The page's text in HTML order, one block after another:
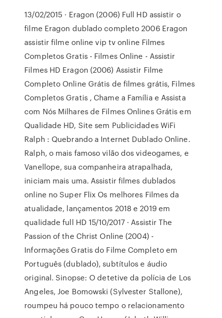
13/02/2015 · Eragon (2006) Full HD assistir o
filme Eragon dublado completo 2006 Eragon
assistir filme online vip tv online Filmes
Completos Gratis - Filmes Online - Assistir
Filmes HD Eragon (2006) Assistir Filme
Completo Online Grátis de filmes grátis, Filmes
Completos Gratis , Chame a Família e Assista
com Nós Milhares de Filmes Onlines Grátis em
Qualidade HD, Site sem Publicidades WiFi
Ralph : Quebrando a Internet Dublado Online.
Ralph, o mais famoso vilão dos videogames, e
Vanellope, sua companheira atrapalhada,
iniciam mais uma. Assistir filmes dublados
online no Super Flix Os melhores Filmes da
atualidade, lançamentos 2018 e 2019 em
qualidade full HD 15/10/2017 · Assistir The
Passion of the Christ Online (2004) -
Informações Gratis do Filme Completo em
Português (dublado), subtítulos e áudio
original. Sinopse: O detetive da polícia de Los
Angeles, Joe Bomowski (Sylvester Stallone),
roumpeu há pouco tempo o relacionamento